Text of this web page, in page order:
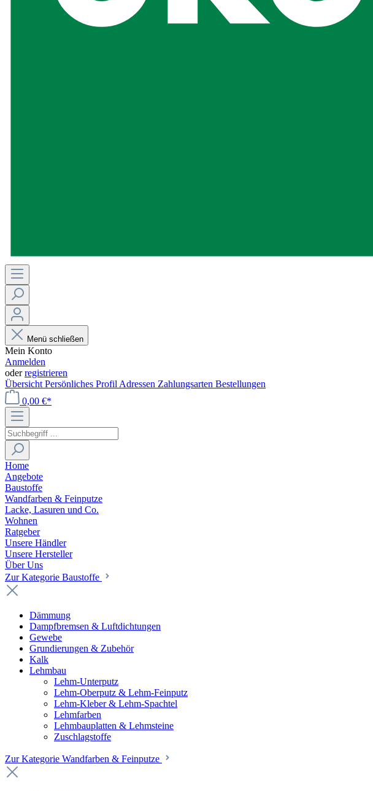
Menü schließen
Mein Konto
Anmelden
oderregistrieren
Übersicht Persönliches Profil Adressen Zahlungsarten Bestellungen
0,00 €*
Home
Angebote
Baustoffe
Wandfarben & Feinputze
Lacke, Lasuren und Co.
Wohnen
Ratgeber
Unsere Händler
Unsere Hersteller
Über Uns
Zur Kategorie Baustoffe
Dämmung
Dampfbremsen & Luftdichtungen
Gewebe
Grundierungen & Zubehör
Kalk
Lehmbau
Lehm-Unterputz
Lehm-Oberputz & Lehm-Feinputz
Lehm-Kleber & Lehm-Spachtel
Lehmfarben
Lehmbauplatten & Lehmsteine
Zuschlagstoffe
Zur Kategorie Wandfarben & Feinputze